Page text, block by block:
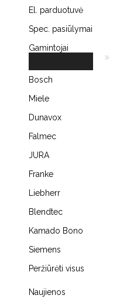
El. parduotuvė
Spec. pasiūlymai
Gamintojai
Bosch
Miele
Dunavox
Falmec
JURA
Franke
Liebherr
Blendtec
Kamado Bono
Siemens
Peržiūrėti visus
Naujienos